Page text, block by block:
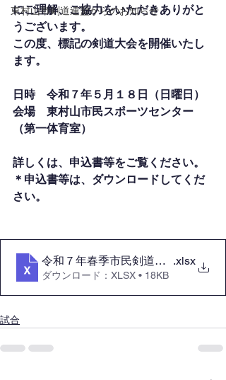
東村山市剣道連盟からのお知らせ
にご理解、ご協力をいただきありがと
うございます。
この度、標記の剣道大会を開催いたし
ます。
日時　令和７年５月１８日（日曜日）
会場　東村山市民スポーツセンター
（第一体育室）
詳しくは、申込書等をご覧ください。
＊申込書等は、ダウンロードしてくだ
さい。
令和７年春季市民剣道大会申し込み
.xlsx
ダウンロード：XLSX • 18KB
試合